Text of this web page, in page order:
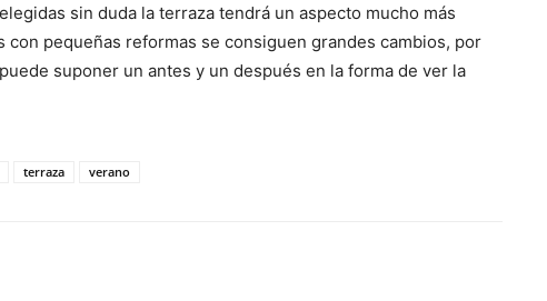
sin duda la terraza tendrá un aspecto mucho más
con pequeñas reformas se consiguen grandes cambios, por
suponer un antes y un después en la forma de ver la
terraza verano